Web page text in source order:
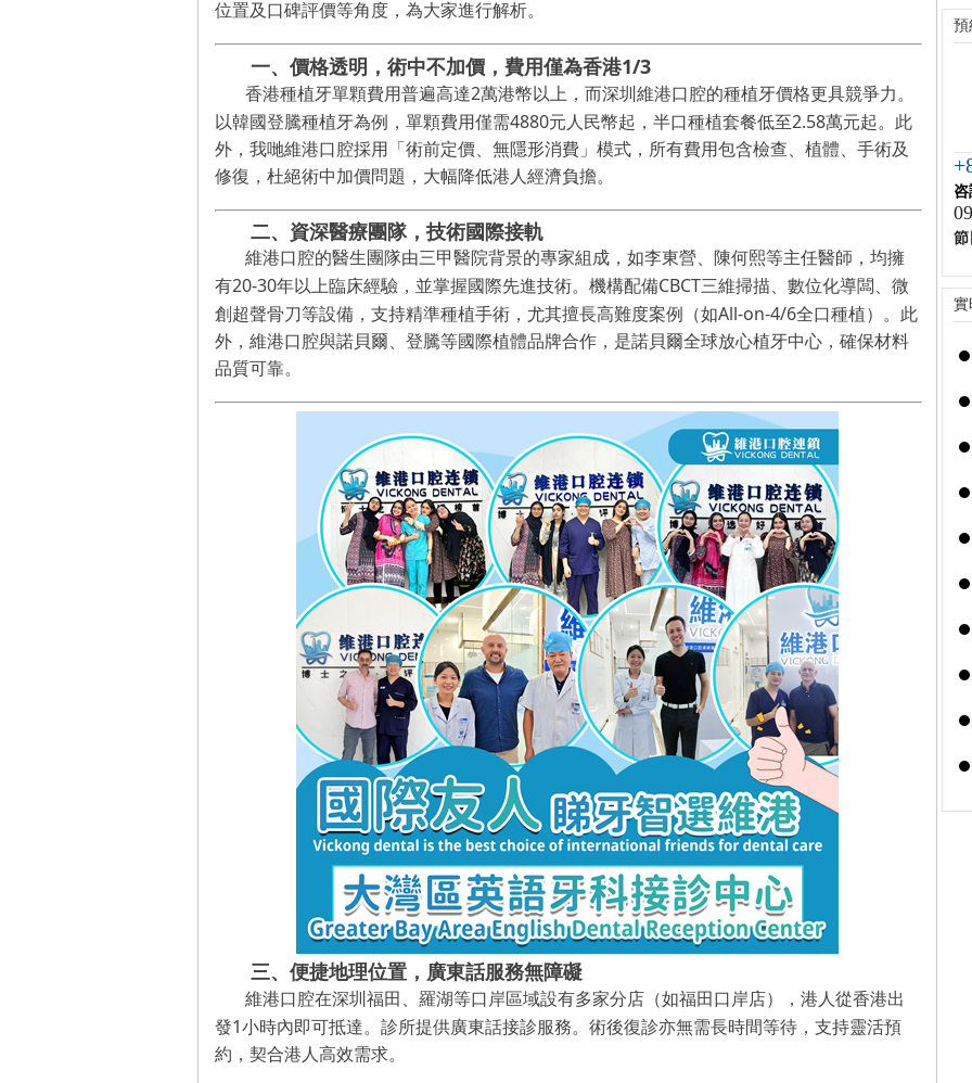
位置及口碑評價等角度， 為大家進行解析。
一、價格透明， 術中不加價， 費用僅為香港1/3
香港種植牙單顆費用普遍高達2萬港幣以上，而深圳維港口腔的種植牙價格更具競爭力。
以韓國登騰種植牙為例，單顆費用僅需4880元人民幣起，半口種植套餐低至2.58萬元起。此
外， 我哋維港口腔採用 「 術前定價、無隱形消費 」 模式，所有費用包含檢查、植體、手術及
修復，杜絕術中加價問題，大幅降低港人經濟負擔。
二、資深醫療團隊，技術國際接軌
維港口腔的醫生團隊由三甲醫院背景的專家組成，如李東營、陳何熙等主任醫師，均擁
有20-30年以上臨床經驗，並掌握國際先進技術。機構配備CBCT三維掃描、數位化導闆、微
創超聲骨刀等設備，支持精準種植手術，尤其擅長高難度案例（如All-on-4/6全口種植）。此
外，維港口腔與諾貝爾、登騰等國際植體品牌合作 ，是諾貝爾全球放心植牙中心 ，確保材料
品質可靠。
三、便捷地理位置， 廣東話服務無障礙
維港口腔在深圳福田、羅湖等口岸區域設有多家分店（如福田口岸店），港人從香港出
發1小時內即可抵達。診所提供廣東話接診服務。術後復診亦無需長時間等待，支持靈活預
約，契合港人高效需求。
預
節
實